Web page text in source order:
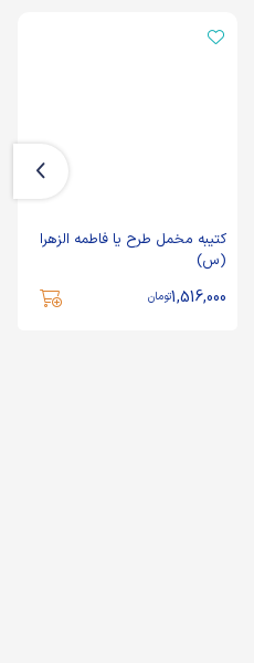
کتیبه مخمل طرح یا فاطمه الزهرا
(س)
1,516,000تومان